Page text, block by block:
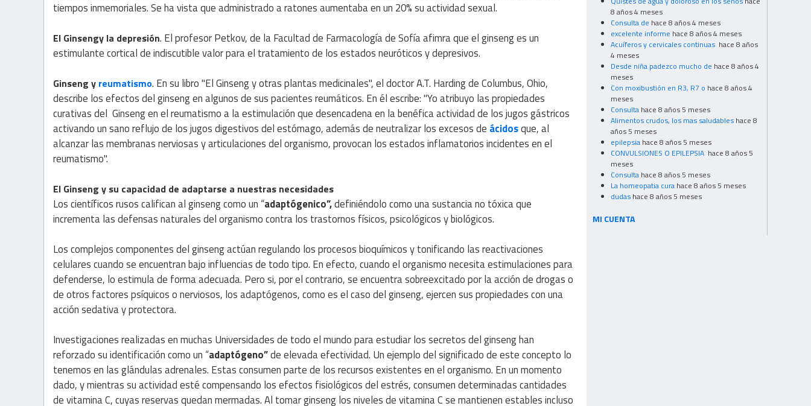
tiempos inmemoriales. Se ha vista que administrado a ratones aumentaba en un 20% su actividad sexual.
El Ginsengy la depresión. El profesor Petkov, de la Facultad de Farmacología de Sofía afimra que el ginseng es un
estimulante cortical de indiscutible valor para el tratamiento de los estados neuróticos y depresivos.
Ginseng y reumatismo. En su libro "El Ginseng y otras plantas medicinales", el doctor A.T. Harding de Columbus, Ohio,
describe los efectos del ginseng en algunos de sus pacientes reumáticos. En él escribe: "Yo atribuyo las propiedades
curativas del Ginseng en el reumatismo a la estimulación que desencadena en la benéfica actividad de los jugos gástricos
activando un sano reflujo de los jugos digestivos del estómago, además de neutralizar los excesos de ácidosque, al
alcanzar las membranas nerviosas y articulaciones del organismo, provocan los estados inflamatorios incidentes en el
reumatismo".
El Ginseng y su capacidad de adaptarse a nuestras necesidades
Los científicos rusos califican al ginseng como un “adaptógenico”,definiéndolo como una sustancia no tóxica que
incrementa las defensas naturales del organismo contra los trastornos físicos, psicológicos y biológicos.
Los complejos componentes del ginseng actúan regulando los procesos bioquímicos y tonificando las reactivaciones
celulares cuando se encuentran bajo influencias de todo tipo. En efecto, cuando el organismo necesita estimulaciones para
defenderse, lo estimula de forma adecuada. Pero si, por el contrario, se encuentra sobreexcitado por la acción de drogas o
de otros factores psíquicos o nerviosos, los adaptógenos, como es el caso del ginseng, ejercen sus propiedades con una
acción sedativa y protectora.
Investigaciones realizadas en muchas Universidades de todo el mundo para estudiar los secretos del ginseng han
reforzado su identificación como un “adaptógeno”de elevada efectividad. Un ejemplo del significado de este concepto lo
tenemos en las glándulas adrenales. Estas consumen parte de los recursos existentes en el organismo. En un momento
dado, y mientras su actividad esté compensando los efectos fisiológicos del estrés, consumen determinadas cantidades
de vitamina C, cuyas reservas quedan mermadas. Al tomar ginseng los niveles de vitamina C se mantienen estables incluso
8 años 4 meses
Consulta de hace 8 años 4 meses
excelente informe hace 8 años 4 meses
Acuíferos y cervicales continuas hace 8 años
4 meses
Desde niña padezco mucho de hace 8 años 4
meses
Con moxibustión en R3, R7 o hace 8 años 4
meses
Consulta hace 8 años 5 meses
Alimentos crudos, los mas saludables hace 8
años 5 meses
epilepsia hace 8 años 5 meses
CONVULSIONES O EPILEPSIA hace 8 años 5
meses
Consulta hace 8 años 5 meses
La homeopatia cura hace 8 años 5 meses
dudas hace 8 años 5 meses
MI CUENTA